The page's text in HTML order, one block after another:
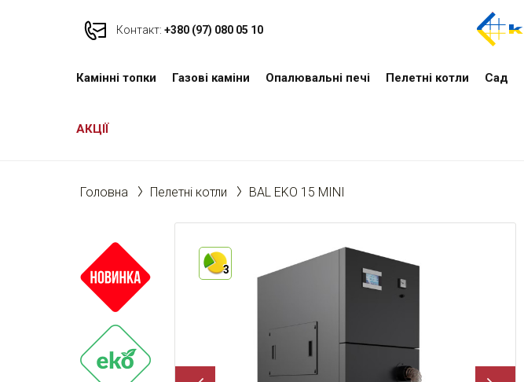
Контакт: +380 (97) 080 05 10
Камінні топки Газові каміни Опалювальні печі Пелетні котли Cад
АКЦІЇ
Головна Пелетні котли BAL EKO 15 MINI
3